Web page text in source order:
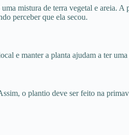
mistura de terra vegetal e areia.
perceber que ela secou.
e manter a planta ajudam a ter
o plantio deve ser feito na